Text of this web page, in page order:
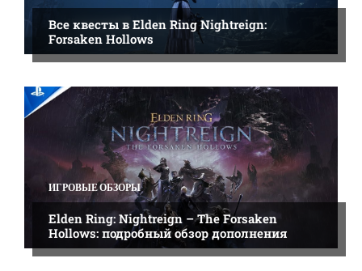
Все квесты в Elden Ring Nightreign:
Forsaken Hollows
ИГРОВЫЕ ОБЗОРЫ
Elden Ring: Nightreign – The Forsaken
Hollows: подробный обзор дополнения